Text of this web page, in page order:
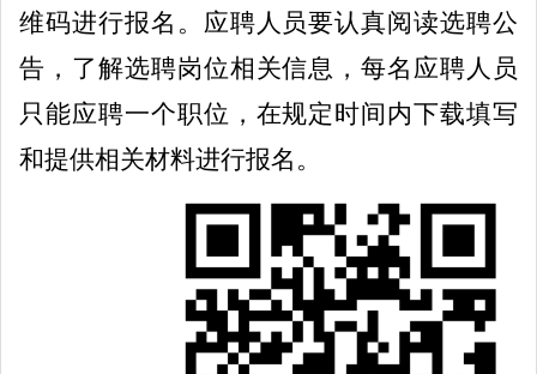
维码进行报名。应聘人员要认真阅读选聘公
告，了解选聘岗位相关信息，每名 应聘 人 员
只能应聘一个职位， 在规定时间内下载填写
和提供相关材料进行报名 。